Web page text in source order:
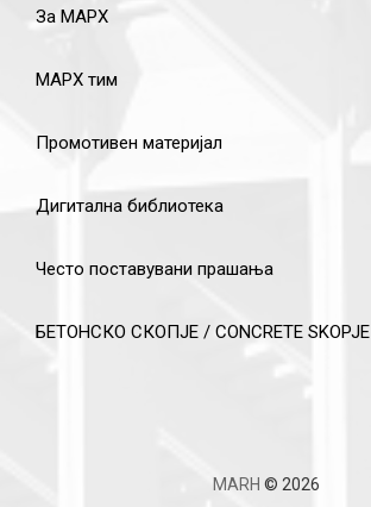
За МАРХ
МАРХ тим
Промотивен материјал
Дигитална библиотека
Често поставувани прашања
БЕТОНСКО СКОПЈЕ / CONCRETE SKOPJE
MARH © 2026